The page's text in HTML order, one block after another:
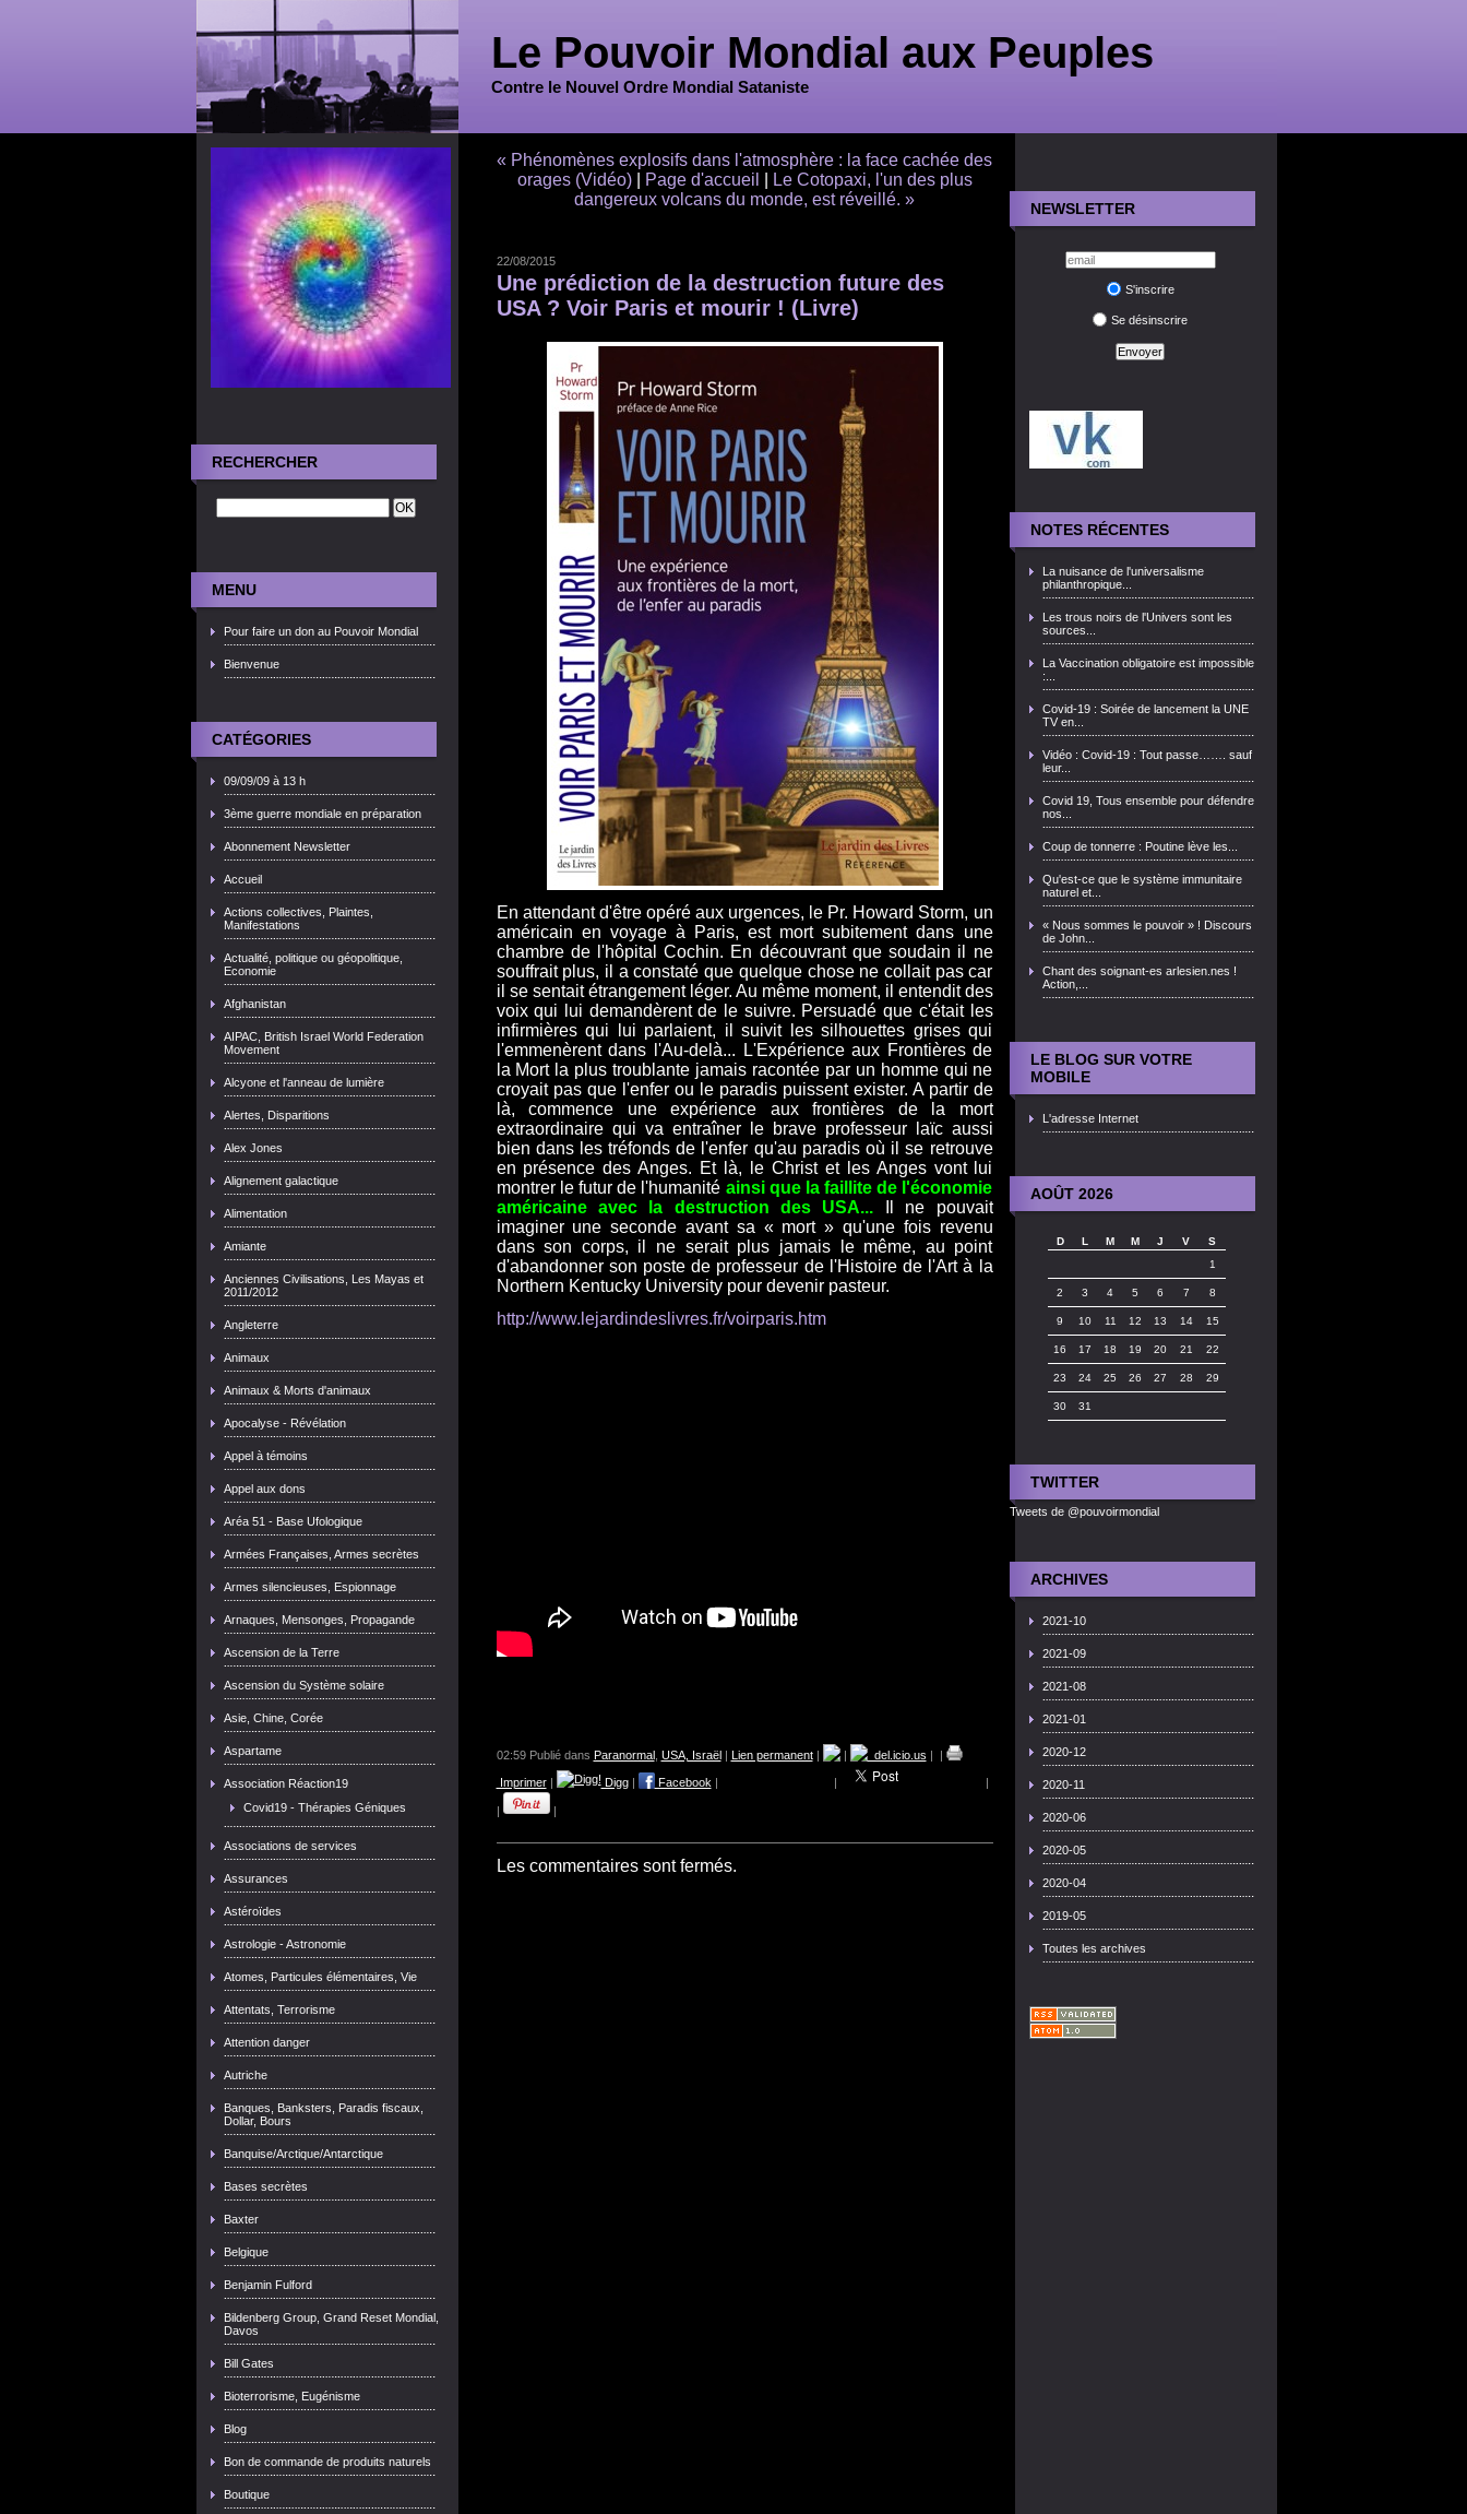
Le Pouvoir Mondial aux Peuples
Contre le Nouvel Ordre Mondial Sataniste
RECHERCHER
MENU
Pour faire un don au Pouvoir Mondial
Bienvenue
CATÉGORIES
09/09/09 à 13 h
3ème guerre mondiale en préparation
Abonnement Newsletter
Accueil
Actions collectives, Plaintes,
Manifestations
Actualité, politique ou géopolitique,
Economie
Afghanistan
AIPAC, British Israel World Federation
Movement
Alcyone et l'anneau de lumière
Alertes, Disparitions
Alex Jones
Alignement galactique
Alimentation
Amiante
Anciennes Civilisations, Les Mayas et
2011/2012
Angleterre
Animaux
Animaux & Morts d'animaux
Apocalyse - Révélation
Appel à témoins
Appel aux dons
Aréa 51 - Base Ufologique
Armées Françaises, Armes secrètes
Armes silencieuses, Espionnage
Arnaques, Mensonges, Propagande
Ascension de la Terre
Ascension du Système solaire
Asie, Chine, Corée
Aspartame
Association Réaction19
Covid19 - Thérapies Géniques
Associations de services
Assurances
Astéroïdes
Astrologie - Astronomie
Atomes, Particules élémentaires, Vie
Attentats, Terrorisme
Attention danger
Autriche
Banques, Banksters, Paradis fiscaux,
Dollar, Bours
Banquise/Arctique/Antarctique
Bases secrètes
Baxter
Belgique
Benjamin Fulford
Bildenberg Group, Grand Reset Mondial,
Davos
Bill Gates
Bioterrorisme, Eugénisme
Blog
Bon de commande de produits naturels
Boutique
NEWSLETTER
S'inscrire
Se désinscrire
NOTES RÉCENTES
La nuisance de l'universalisme
philanthropique...
Les trous noirs de l'Univers sont les
sources...
La Vaccination obligatoire est impossible
:...
Covid-19 : Soirée de lancement la UNE
TV en...
Vidéo : Covid-19 : Tout passe……. sauf
leur...
Covid 19, Tous ensemble pour défendre
nos...
Coup de tonnerre : Poutine lève les...
Qu'est-ce que le système immunitaire
naturel et...
« Nous sommes le pouvoir » ! Discours
de John...
Chant des soignant-es arlesien.nes !
Action,...
LE BLOG SUR VOTRE
MOBILE
L'adresse Internet
AOÛT 2026
D L M M J V
S
1
2 3 4 5 6 7 8
9 10 11 12 13 14 15
16 17 18 19 20 21 22
23 24 25 26 27 28 29
30 31
TWITTER
Tweets de @pouvoirmondial
ARCHIVES
2021-10
2021-09
2021-08
2021-01
2020-12
2020-11
2020-06
2020-05
2020-04
2019-05
Toutes les archives
« Phénomènes explosifs dans l'atmosphère : la face cachée des
orages (Vidéo)| Page d'accueil
Le Cotopaxi, l'un des plus
dangereux volcans du monde, est réveillé. »
22/08/2015
Une prédiction de la destruction future des
USA ? Voir Paris et mourir ! (Livre)
En attendant d'être opéré aux urgences, le Pr. Howard Storm, un
américain en voyage à Paris, est mort subitement dans une
chambre de l'hôpital Cochin. En découvrant que soudain il ne
souffrait plus, il a constaté que quelque chose ne collait pas car
il se sentait étrangement léger. Au même moment, il entendit des
voix qui lui demandèrent de le suivre. Persuadé que c'était les
infirmières qui lui parlaient, il suivit les silhouettes grises qui
l'emmenèrent dans l'Au-delà... L'Expérience aux Frontières de
la Mort la plus troublante jamais racontée par un homme qui ne
croyait pas que l'enfer ou le paradis puissent exister. A partir de
là, commence une expérience aux frontières de la mort
extraordinaire qui va entraîner le brave professeur laïc aussi
bien dans les tréfonds de l'enfer qu'au paradis où il se retrouve
en présence des Anges. Et là, le Christ et les Anges vont lui
montrer le futur de l'humanité ainsi que la faillite de l'économie
américaine avec la destruction des USA...
Il ne pouvait
imaginer une seconde avant sa « mort » qu'une fois revenu
dans son corps, il ne serait plus jamais le même, au point
d'abandonner son poste de professeur de l'Histoire de l'Art à la
Northern Kentucky University pour devenir pasteur.
http://www.lejardindeslivres.fr/voirparis.htm
02:59 Publié dans Paranormal, USA, Israël| Lien permanent| | del.icio.us | |
Imprimer| Digg| Facebook | | |
| |
Les commentaires sont fermés.